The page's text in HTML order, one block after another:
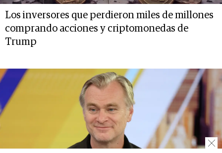
Los inversores que perdieron miles de millones
comprando acciones y criptomonedas de
Trump